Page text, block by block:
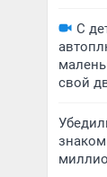
С
свой